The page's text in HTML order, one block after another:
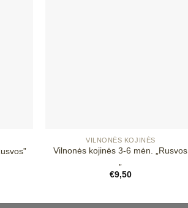
VILNONĖS KOJINĖS
Vilnonės kojinės 3-6 mėn. „Rusvos
„
€9,50